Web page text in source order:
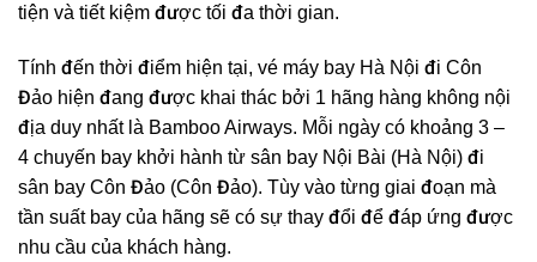
tiện và tiết kiệm được tối đa thời gian.
Tính đến thời điểm hiện tại, vé máy bay Hà Nội đi Côn
Đảo hiện đang được khai thác bởi 1 hãng hàng không nội
địa duy nhất là Bamboo Airways. Mỗi ngày có khoảng 3 –
4 chuyến bay khởi hành từ sân bay Nội Bài (Hà Nội) đi
sân bay Côn Đảo (Côn Đảo). Tùy vào từng giai đoạn mà
tần suất bay của hãng sẽ có sự thay đổi để đáp ứng được
nhu cầu của khách hàng.